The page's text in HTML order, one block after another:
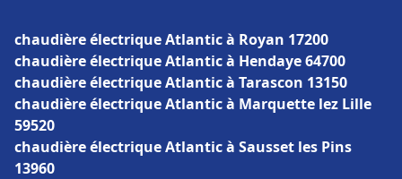
chaudière électrique Atlantic à Royan 17200
chaudière électrique Atlantic à Hendaye 64700
chaudière électrique Atlantic à Tarascon 13150
chaudière électrique Atlantic à Marquette lez Lille
59520
chaudière électrique Atlantic à Sausset les Pins
13960